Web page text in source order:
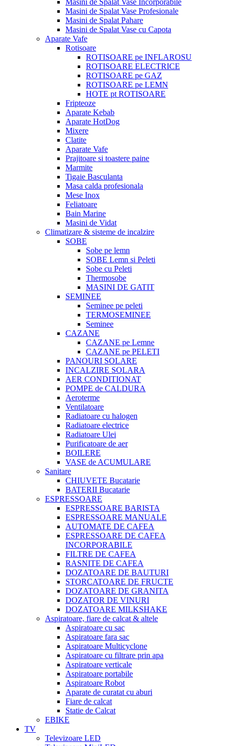
Masini de Spalat Vase Incorporabile
Masini de Spalat Vase Profesionale
Masini de Spalat Pahare
Masini de Spalat Vase cu Capota
Aparate Vafe
Rotisoare
ROTISOARE pe INFLAROSU
ROTISOARE ELECTRICE
ROTISOARE pe GAZ
ROTISOARE pe LEMN
HOTE pt ROTISOARE
Fripteoze
Aparate Kebab
Aparate HotDog
Mixere
Clatite
Aparate Vafe
Prajitoare si toastere paine
Marmite
Tigaie Basculanta
Masa calda profesionala
Mese Inox
Feliatoare
Bain Marine
Masini de Vidat
Climatizare & sisteme de incalzire
SOBE
Sobe pe lemn
SOBE Lemn si Peleti
Sobe cu Peleti
Thermosobe
MASINI DE GATIT
SEMINEE
Seminee pe peleti
TERMOSEMINEE
Seminee
CAZANE
CAZANE pe Lemne
CAZANE pe PELETI
PANOURI SOLARE
INCALZIRE SOLARA
AER CONDITIONAT
POMPE de CALDURA
Aeroterme
Ventilatoare
Radiatoare cu halogen
Radiatoare electrice
Radiatoare Ulei
Purificatoare de aer
BOILERE
VASE de ACUMULARE
Sanitare
CHIUVETE Bucatarie
BATERII Bucatarie
ESPRESSOARE
ESPRESSOARE BARISTA
ESPRESSOARE MANUALE
AUTOMATE DE CAFEA
ESPRESSOARE DE CAFEA
INCORPORABILE
FILTRE DE CAFEA
RASNITE DE CAFEA
DOZATOARE DE BAUTURI
STORCATOARE DE FRUCTE
DOZATOARE DE GRANITA
DOZATOR DE VINURI
DOZATOARE MILKSHAKE
Aspiratoare, fiare de calcat & altele
Aspiratoare cu sac
Aspiratoare fara sac
Aspiratoare Multicyclone
Aspiratoare cu filtrare prin apa
Aspiratoare verticale
Aspiratoare portabile
Aspiratoare Robot
Aparate de curatat cu aburi
Fiare de calcat
Statie de Calcat
EBIKE
TV
Televizoare LED